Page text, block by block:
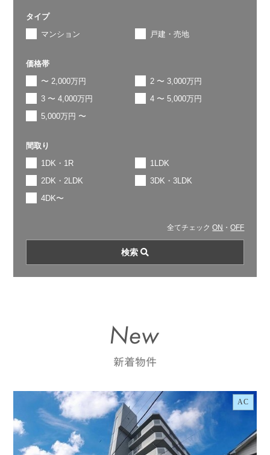
タイプ
マンション
戸建・売地
価格帯
〜 2,000万円
2 〜 3,000万円
3 〜 4,000万円
4 〜 5,000万円
5,000万円 〜
間取り
1DK・1R
1LDK
2DK・2LDK
3DK・3LDK
4DK〜
全てチェックON ・OFF
AC